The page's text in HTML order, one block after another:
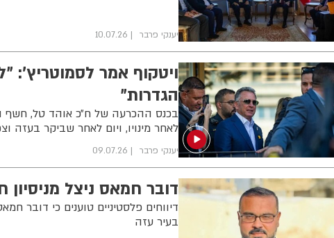
יענקי פרבר 10.07.26
ויטקוף אמר לסמוטריץ׳:
הגדרות״
בכנס ההכרעה של ח״כ אוהד טל, חשף
לאחר מינויו, ויום לאחר שביקר בעזה
יענקי פרבר 09.07.26
דובר חמאס ניצל
דיווחים פלסטיניים טוענים כי
בעיר עזה